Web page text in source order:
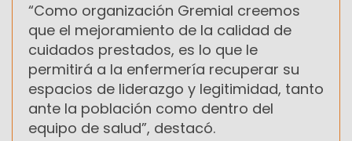
“Como organización Gremial creemos
que el mejoramiento de la calidad de
cuidados prestados, es lo que le
permitirá a la enfermería recuperar su
espacios de liderazgo y legitimidad, tanto
ante la población como dentro del
equipo de salud”, destacó.